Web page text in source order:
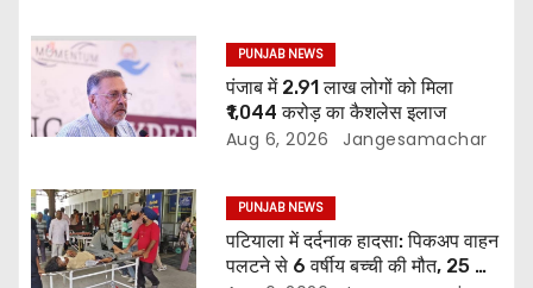
PUNJAB NEWS
पंजाब में 2.91 लाख लोगों को मिला
₹1,044 करोड़ का कैशलेस इलाज
Aug 6, 2026 Jangesamachar
PUNJAB NEWS
पटियाला में दर्दनाक हादसा: पिकअप वाहन
पलटने से 6 वर्षीय बच्ची की मौत, 25 लोग